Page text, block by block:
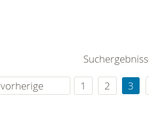
vorherige
1 2 3